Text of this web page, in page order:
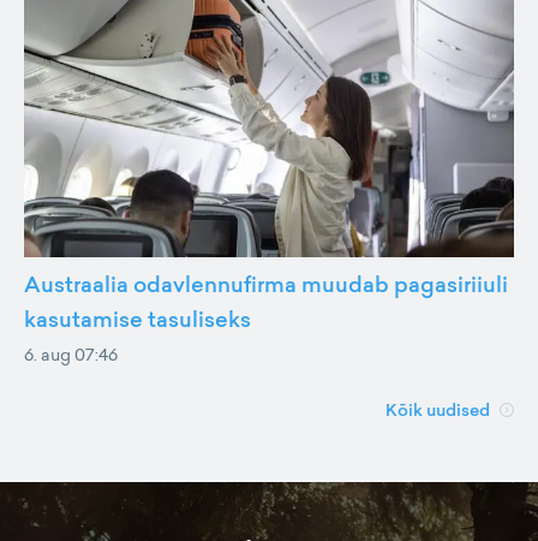
Austraalia odavlennufirma muudab pagasiriiuli
kasutamise tasuliseks
6. aug 07:46
Kõik uudised